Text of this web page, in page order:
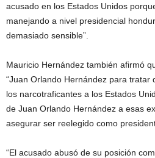
acusado en los Estados Unidos
manejando a nivel presidencial
demasiado sensible”.
Mauricio Hernández también afirmó
“Juan Orlando Hernández para tratar
los narcotraficantes a los Estados
de Juan Orlando Hernández a esas
asegurar ser reelegido como
“El acusado abusó de su posición